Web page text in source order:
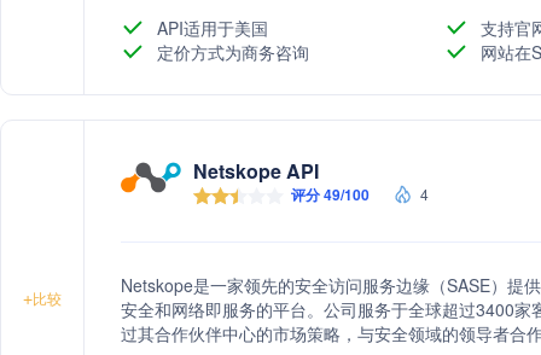
户。 API适用于美国
支持官
定价方式为商务咨询
网站在
+比较
Netskope API
评分 49/100 4
Netskope是一家领先的安全访问服务边缘（SASE）提
安全和网络即服务的平台。公司服务于全球超过3400
过其合作伙伴中心的市场策略，与安全领域的领导者合